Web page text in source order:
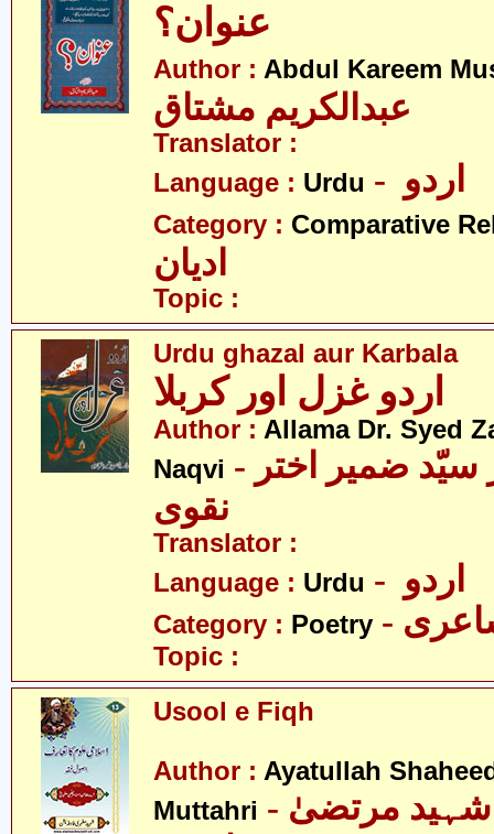
عنوان؟
Author : Abdul Kareem
عبدالکریم مشتاق
Translator :
Language : Urdu
Category : Comparative
ادیان
Topic :
Urdu ghazal aur Karbala
اردو غزل اور کربلا
Author : Allama Dr. Syed
Naqvi - علامہ ڈاکٹر سیّد ضمیر اختر
نقوی
Translator :
Language : Urdu
Category : Poetry
Topic :
Usool e Fiqh
Author : Ayatullah
Muttahri - آیت اللہ شہید مرتضیٰ